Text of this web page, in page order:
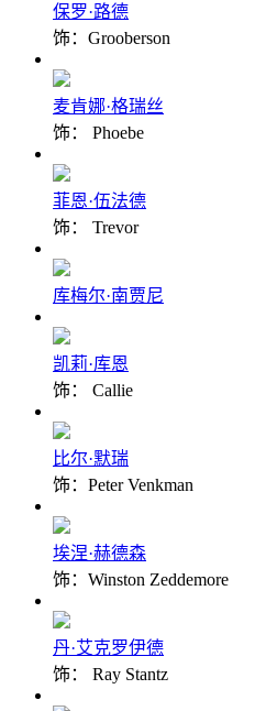
保罗·路德
饰：Grooberson
麦肯娜·格瑞丝
饰： Phoebe
菲恩·伍法德
饰： Trevor
库梅尔·南贾尼
凯莉·库恩
饰： Callie
比尔·默瑞
饰：Peter Venkman
埃涅·赫德森
饰：Winston Zeddemore
丹·艾克罗伊德
饰： Ray Stantz